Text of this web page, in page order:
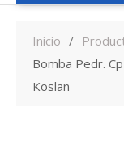
Inicio
Bomba Pedr.
Koslan